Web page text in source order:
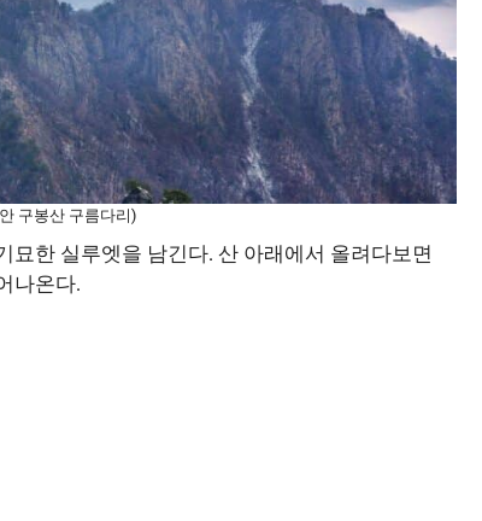
구봉산 구름다리)
한 실루엣을 남긴다. 산 아래에서 올려다보면
나온다.